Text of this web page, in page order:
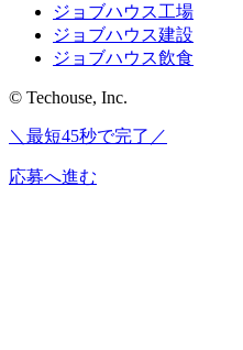
ジョブハウス工場
ジョブハウス建設
ジョブハウス飲食
© Techouse, Inc.
＼最短45秒で完了／
応募へ進む